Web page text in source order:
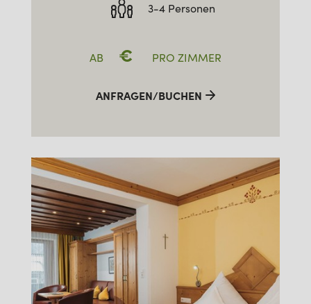
3-4 Personen
AB € PRO ZIMMER
ANFRAGEN/BUCHEN